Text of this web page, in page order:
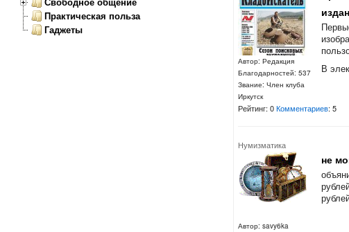
Автор: Редакция
Благодарностей: 537
Звание: Член клуба
Иркутск
В
Рейтинг: 0Комментариев: 5
Нумизматика
Автор: savy6ka
не
Практическая польза
Гаджеты